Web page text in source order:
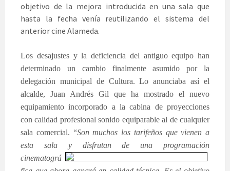
objetivo de la mejora introducida en una sala que
hasta la fecha venía reutilizando el sistema del
anterior cine Alameda.
Los desajustes y la deficiencia del antiguo equipo han
determinado un cambio finalmente asumido por la
delegación municipal de Cultura. Lo anunciaba así el
alcalde, Juan Andrés Gil que ha mostrado el nuevo
equipamiento incorporado a la cabina de proyecciones
con calidad profesional sonido equiparable al de cualquier
sala comercial. “Son muchos los tarifeños que vienen a
esta sala y disfrutan de una programación
cinematográ